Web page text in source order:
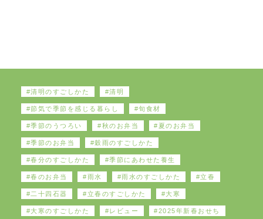
清明のすごしかた 清明
節気で季節を感じる暮らし 旬食材
季節のうつろい 秋のお弁当 夏のお弁当
季節のお弁当 穀雨のすごしかた
春分のすごしかた 季節にあわせた養生
春のお弁当 雨水 雨水のすごしかた 立春
二十四石器 立春のすごしかた 大寒
大寒のすごしかた レビュー 2025年新春おせち